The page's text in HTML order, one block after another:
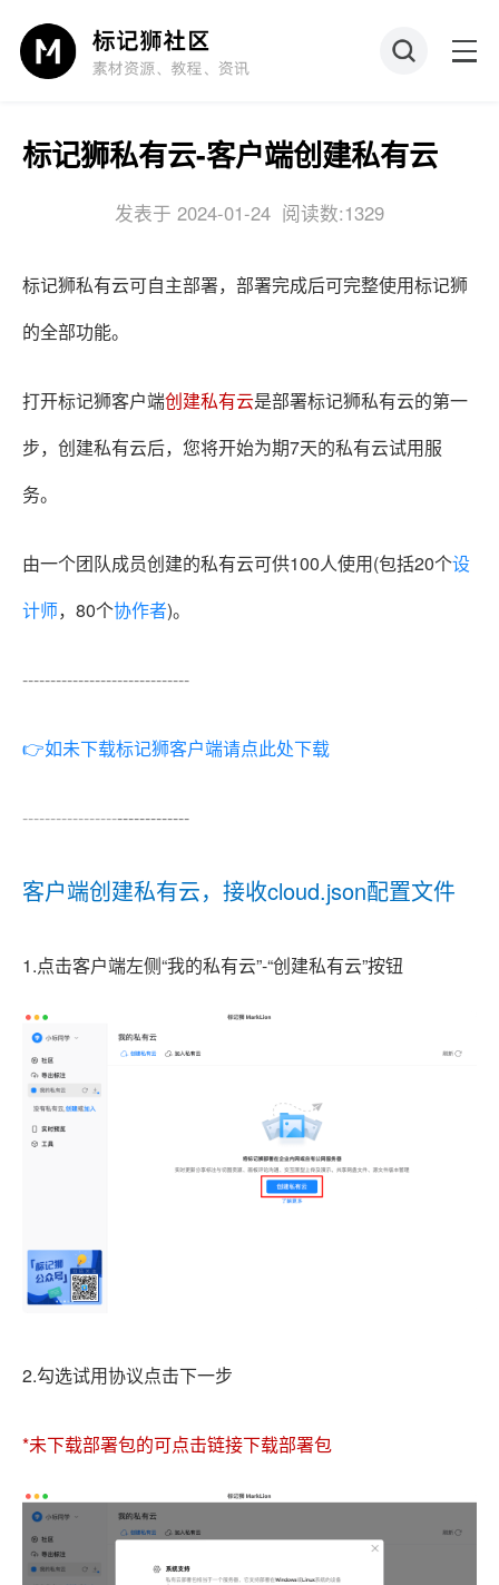
标记狮私有云-客户端创建私有云
发表于 2024-01-24 阅读数:1329
标记狮私有云可自主部署，部署完成后可完整使用标记狮
的全部功能。
打开标记狮客户端创建私有云是部署标记狮私有云的第一
步，创建私有云后，您将开始为期7天的私有云试用服
务。
由一个团队成员创建的私有云可供100人使用(包括20个设
计师，80个协作者)。
------------------------------
👉如未下载标记狮客户端请点此处下载
------------------------------
客户端创建私有云，接收cloud.json配置文件
1.点击客户端左侧“我的私有云”-“创建私有云”按钮
2.勾选试用协议点击下一步
*未下载部署包的可点击链接下载部署包